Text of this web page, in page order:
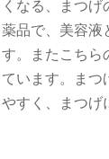
くなる、まつ
薬品で、美容液
す。またこちら
ています。まつ
やすく、まつげ